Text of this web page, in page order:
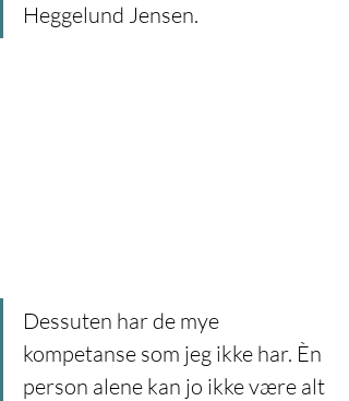
Heggelund Jensen.
Dessuten har de mye
kompetanse som jeg ikke har. Èn
person alene kan jo ikke være alt